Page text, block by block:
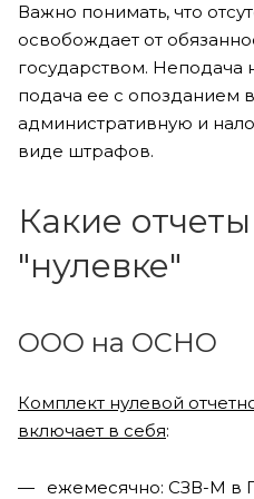
Важно понимать, что
освобождает от
государством. Неподача
подача ее с опозданием
административную и
виде штрафов.
Какие
"нулевке"
ООО на ОСНО
Комплект нулевой
включает в себя:
ежемесячно: СЗВ-М в